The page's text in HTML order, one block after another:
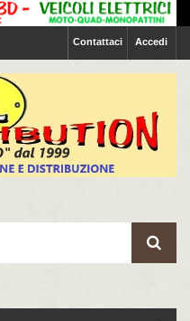
Accedi
Contattaci